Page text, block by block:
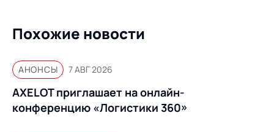
Похожие новости
АНОНСЫ 7 АВГ 2026
AXELOT приглашает на онлайн-
конференцию «Логистики 360»